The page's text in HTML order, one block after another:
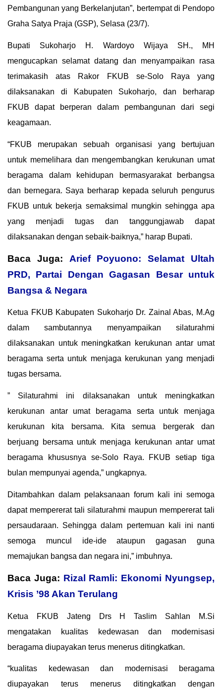
Pembangunan yang Berkelanjutan”, bertempat di Pendopo
Graha Satya Praja (GSP), Selasa (23/7).
Bupati Sukoharjo H. Wardoyo Wijaya SH., MH
mengucapkan selamat datang dan menyampaikan rasa
terimakasih atas Rakor FKUB se-Solo Raya yang
dilaksanakan di Kabupaten Sukoharjo, dan berharap
FKUB dapat berperan dalam pembangunan dari segi
keagamaan.
“FKUB merupakan sebuah organisasi yang bertujuan
untuk memelihara dan mengembangkan kerukunan umat
beragama dalam kehidupan bermasyarakat berbangsa
dan bernegara. Saya berharap kepada seluruh pengurus
FKUB untuk bekerja semaksimal mungkin sehingga apa
yang menjadi tugas dan tanggungjawab dapat
dilaksanakan dengan sebaik-baiknya,” harap Bupati.
Baca Juga: Arief Poyuono: Selamat Ultah
PRD, Partai Dengan Gagasan Besar untuk
Bangsa & Negara
Ketua FKUB Kabupaten Sukoharjo Dr. Zainal Abas, M.Ag
dalam sambutannya menyampaikan silaturahmi
dilaksanakan untuk meningkatkan kerukunan antar umat
beragama serta untuk menjaga kerukunan yang menjadi
tugas bersama.
” Silaturahmi ini dilaksanakan untuk meningkatkan
kerukunan antar umat beragama serta untuk menjaga
kerukunan kita bersama. Kita semua bergerak dan
berjuang bersama untuk menjaga kerukunan antar umat
beragama khususnya se-Solo Raya. FKUB setiap tiga
bulan mempunyai agenda,” ungkapnya.
Ditambahkan dalam pelaksanaan forum kali ini semoga
dapat mempererat tali silaturahmi maupun mempererat tali
persaudaraan. Sehingga dalam pertemuan kali ini nanti
semoga muncul ide-ide ataupun gagasan guna
memajukan bangsa dan negara ini,” imbuhnya.
Baca Juga: Rizal Ramli: Ekonomi Nyungsep,
Krisis ’98 Akan Terulang
Ketua FKUB Jateng Drs H Taslim Sahlan M.Si
mengatakan kualitas kedewasan dan modernisasi
beragama diupayakan terus menerus ditingkatkan.
“kualitas kedewasan dan modernisasi beragama
diupayakan terus menerus ditingkatkan dengan